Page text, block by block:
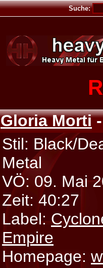
Suche:
Gloria Morti-
Stil: Black/
Metal
VÖ: 09. Mai
Zeit: 40:27
Label:
Empire
Homepage: